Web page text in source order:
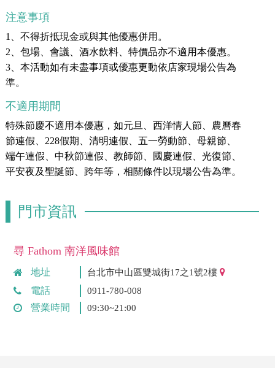
注意事項
1、不得折抵現金或與其他優惠併用。
2、包場、會議、酒水飲料、特價品亦不適用本優惠。
3、本活動如有未盡事項或優惠更動依店家現場公告為
準。
不適用期間
特殊節慶不適用本優惠，如元旦、西洋情人節、農曆春
節連假、228假期、清明連假、五一勞動節、母親節、
端午連假、中秋節連假、教師節、國慶連假、光復節、
平安夜及聖誕節、跨年等，相關條件以現場公告為準。
門市資訊
尋 Fathom 南洋風味館
地址 台北市中山區雙城街17之1號2樓
電話 0911-780-008
營業時間 09:30~21:00